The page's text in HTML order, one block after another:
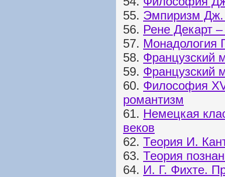
55. Эмпиризм Дж.
56. Рене Декарт
57. Монадология
58. Французский
59. Французский
60. Философия
романтизм
61. Немецкая
веков
62. Теория И.
63. Теория
64. И. Г. Фихте.